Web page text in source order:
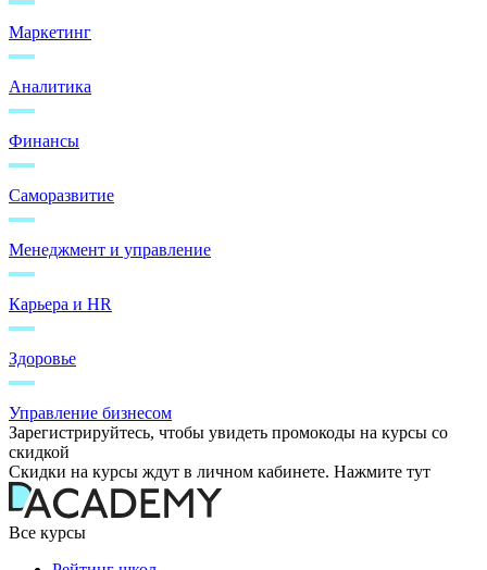
Маркетинг
Аналитика
Финансы
Саморазвитие
Менеджмент и управление
Карьера и HR
Здоровье
Управление бизнесом
Зарегистрируйтесь, чтобы увидеть промокоды на курсы со
скидкой
Скидки на курсы ждут в личном кабинете. Нажмите тут
Все курсы